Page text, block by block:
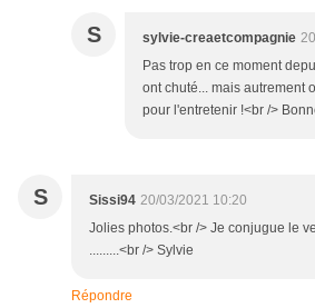
S sylvie-creaetcompagnie
Pas trop en ce moment
ont chuté... mais autrement
pour l'entretenir !<br />
S Sissi94 20/03/2021 10:20
Jolies photos.<br /> Je conjugue le
.........<br /> Sylvie
Répondre